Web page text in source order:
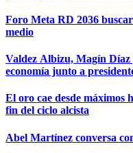
Foro Meta RD 2036
medio
Valdez Albizu, Magín Díaz
economía junto a
El oro cae desde máximos
fin del ciclo alcista
Abel Martínez conversa